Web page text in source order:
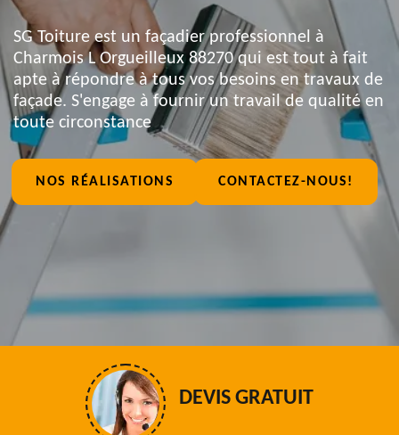
SG Toiture est un façadier professionnel à
Charmois L Orgueilleux 88270 qui est tout à fait
apte à répondre à tous vos besoins en travaux de
façade. S'engage à fournir un travail de qualité en
toute circonstance
NOS RÉALISATIONS CONTACTEZ-NOUS!
DEVIS GRATUIT